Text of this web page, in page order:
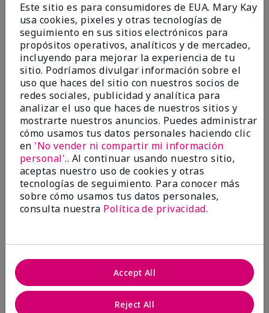
Not a favorite
EnviadoHace 9 meses
porBette B.
de Green Valley
Comprador verificado
Evaluado en
marykay.com/en-us/
Comentarios sobre Mary Kay Chromafusion®
Blush
The blush is hard to get used to - it goes on very
heavy and then needs to be softened. I think I will
stick with my old brand for now.
Mostrar Traducción
ConclusiónNo, no recomendaría a un amigo
Marcar esta opinión
Este sitio es para consumidores de EUA. Mary Kay
usa cookies, pixeles y otras tecnologías de
seguimiento en sus sitios electrónicos para
propósitos operativos, analíticos y de mercadeo,
incluyendo para mejorar la experiencia de tu
sitio. Podríamos divulgar información sobre el
uso que haces del sitio con nuestros socios de
redes sociales, publicidad y analítica para
analizar el uso que haces de nuestros sitios y
mostrarte nuestros anuncios. Puedes administrar
cómo usamos tus datos personales haciendo clic
en 'No vender ni compartir mi información
personal'.. Al continuar usando nuestro sitio,
aceptas nuestro uso de cookies y otras
tecnologías de seguimiento. Para conocer más
sobre cómo usamos tus datos personales,
consulta nuestra Política de privacidad.
Reject All
Accept All